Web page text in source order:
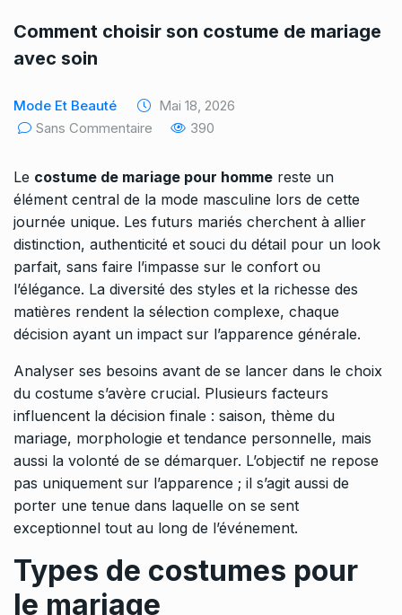
Comment choisir son costume de mariage
avec soin
Mode Et Beauté
Mai 18, 2026
Sans Commentaire
390
Le costume de mariage pour homme reste un
élément central de la mode masculine lors de cette
journée unique. Les futurs mariés cherchent à allier
distinction, authenticité et souci du détail pour un look
parfait, sans faire l’impasse sur le confort ou
l’élégance. La diversité des styles et la richesse des
matières rendent la sélection complexe, chaque
décision ayant un impact sur l’apparence générale.
Analyser ses besoins avant de se lancer dans le choix
du costume s’avère crucial. Plusieurs facteurs
influencent la décision finale : saison, thème du
mariage, morphologie et tendance personnelle, mais
aussi la volonté de se démarquer. L’objectif ne repose
pas uniquement sur l’apparence ; il s’agit aussi de
porter une tenue dans laquelle on se sent
exceptionnel tout au long de l’événement.
Types de costumes pour
le mariage